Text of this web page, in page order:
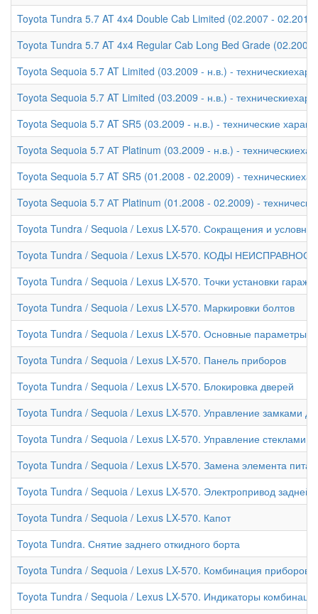
Toyota Tundra 5.7 AT 4x4 Double Cab Limited (02.2007 - 02.2010)
Toyota Tundra 5.7 AT 4x4 Regular Cab Long Bed Grade (02.2007
Toyota Sequoia 5.7 AT Limited (03.2009 - н.в.) -
Toyota Sequoia 5.7 AT Limited (03.2009 - н.в.) -
Toyota Sequoia 5.7 AT SR5 (03.2009 - н.в.) - технические
Toyota Sequoia 5.7 АТ Platinum (03.2009 - н.в.) -
Toyota Sequoia 5.7 AT SR5 (01.2008 - 02.2009) -
Toyota Sequoia 5.7 АТ Platinum (01.2008 - 02.2009) -
Toyota Tundra / Sequoia / Lexus LX-570. Сокращения и
Toyota Tundra / Sequoia / Lexus LX-570. КОДЫ
Toyota Tundra / Sequoia / Lexus LX-570. Точки установки
Toyota Tundra / Sequoia / Lexus LX-570. Маркировки болтов
Toyota Tundra / Sequoia / Lexus LX-570. Основные параметры
Toyota Tundra / Sequoia / Lexus LX-570. Панель приборов
Toyota Tundra / Sequoia / Lexus LX-570. Блокировка дверей
Toyota Tundra / Sequoia / Lexus LX-570. Управление замками
Toyota Tundra / Sequoia / Lexus LX-570. Управление стеклами
Toyota Tundra / Sequoia / Lexus LX-570. Замена элемента
Toyota Tundra / Sequoia / Lexus LX-570. Электропривод
Toyota Tundra / Sequoia / Lexus LX-570. Капот
Toyota Tundra. Снятие заднего откидного борта
Toyota Tundra / Sequoia / Lexus LX-570. Комбинация приборов
Toyota Tundra / Sequoia / Lexus LX-570. Индикаторы